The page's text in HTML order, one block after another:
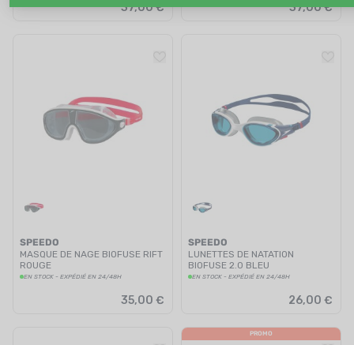
37,00 € 37,00 €
SPEEDO
MASQUE DE NAGE BIOFUSE RIFT
ROUGE
EN STOCK - EXPÉDIÉ EN 24/48H
35,00 €
SPEEDO
LUNETTES DE NATATION
BIOFUSE 2.0 BLEU
EN STOCK - EXPÉDIÉ EN 24/48H
26,00 €
PROMO